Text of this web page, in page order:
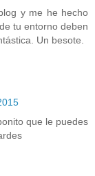
y me he hecho
tu entorno deben
Un besote.
que le puedes